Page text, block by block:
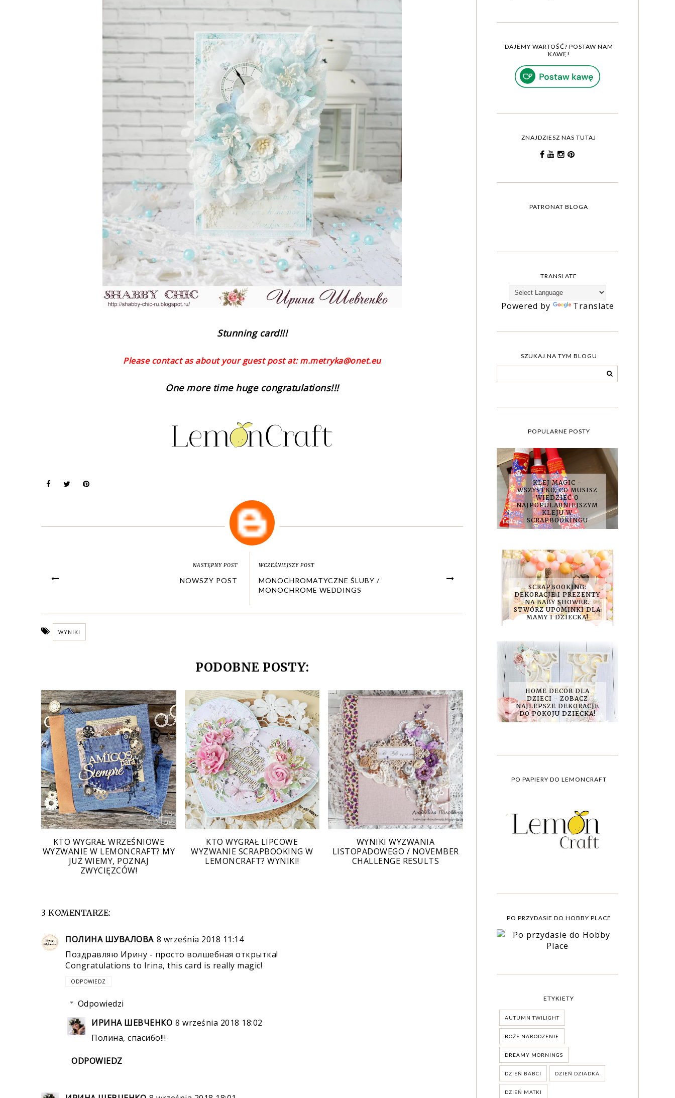
Stunning card!!!
Please contact as about your guest post at: m.metryka@onet.eu
One more time huge congratulations!!!
NASTĘPNY POST
NOWSZY POST
WCZEŚNIEJSZY POST
MONOCHROMATYCZNE ŚLUBY /
MONOCHROME WEDDINGS
WYNIKI
PODOBNE POSTY:
KTO WYGRAŁ WRZEŚNIOWE
WYZWANIE W LEMONCRAFT? MY
JUŻ WIEMY, POZNAJ
ZWYCIĘZCÓW!
KTO WYGRAŁ LIPCOWE
WYZWANIE SCRAPBOOKING W
LEMONCRAFT? WYNIKI!
WYNIKI WYZWANIA
LISTOPADOWEGO / NOVEMBER
CHALLENGE RESULTS
3 KOMENTARZE:
ПОЛИНА ШУВАЛОВА 8 września 2018 11:14
Поздравляю Ирину - просто волшебная открытка!
Congratulations to Irina, this card is really magic!
ODPOWIEDZ
Odpowiedzi
ИРИНА ШЕВЧЕНКО 8 września 2018 18:02
Полина, спасибо!!!
ODPOWIEDZ
DAJEMY WARTOŚĆ? POSTAW NAM
KAWĘ!
ZNAJDZIESZ NAS TUTAJ
PATRONAT BLOGA
TRANSLATE
Powered by Translate
SZUKAJ NA TYM BLOGU
POPULARNE POSTY
KLEJ MAGIC -
WSZYSTKO, CO MUSISZ
WIEDZIEĆ O
NAJPOPULARNIEJSZYM
KLEJU W
SCRAPBOOKINGU
SCRAPBOOKING:
DEKORACJE I PREZENTY
NA BABY SHOWER.
STWÓRZ UPOMINKI DLA
MAMY I DZIECKA!
HOME DECOR DLA
DZIECI - ZOBACZ
NAJLEPSZE DEKORACJE
DO POKOJU DZIECKA!
PO PAPIERY DO LEMONCRAFT
PO PRZYDASIE DO HOBBY PLACE
ETYKIETY
AUTUMN TWILIGHT
BOŻE NARODZENIE
DREAMY MORNINGS
DZIEŃ BABCI DZIEŃ DZIADKA
DZIEŃ MATKI